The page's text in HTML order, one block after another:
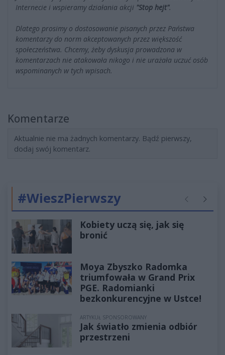
Internecie i wspieramy działania akcji "Stop hejt".
Dlatego prosimy o dostosowanie pisanych przez Państwa
komentarzy do norm akceptowanych przez większość
społeczeństwa. Chcemy, żeby dyskusja prowadzona w
komentarzach nie atakowała nikogo i nie urażała uczuć osób
wspominanych w tych wpisach.
Komentarze
Aktualnie nie ma żadnych komentarzy. Bądź pierwszy,
dodaj swój komentarz.
#WieszPierwszy Poprzednie
Kobiety uczą się, jak się
bronić
Moya Zbyszko Radomka
triumfowała w Grand Prix
PGE. Radomianki
bezkonkurencyjne w Ustce!
ARTYKUŁ SPONSOROWANY
Jak światło zmienia odbiór
przestrzeni